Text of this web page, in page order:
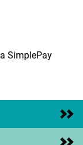
SimplePay